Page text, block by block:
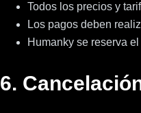
Todos los precios y
Los pagos deben
Humanky se reserva
6.